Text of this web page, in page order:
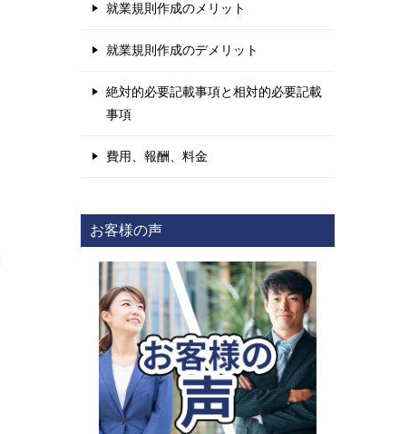
就業規則作成のメリット
就業規則作成のデメリット
絶対的必要記載事項と相対的必要記載
事項
費用、報酬、料金
お客様の声